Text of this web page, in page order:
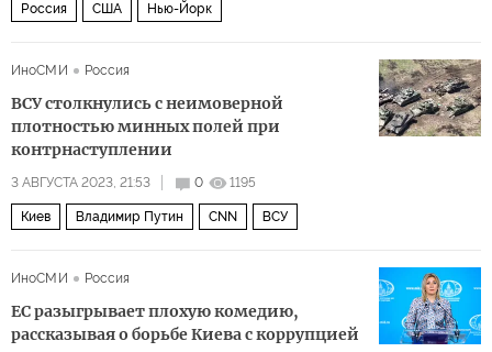
Россия США Нью-Йорк
ИноСМИ Россия
ВСУ столкнулись с неимоверной
плотностью минных полей при
контрнаступлении
3 АВГУСТА 2023, 21:53 0 1195
Киев Владимир Путин CNN ВСУ
ИноСМИ Россия
ЕС разыгрывает плохую комедию,
рассказывая о борьбе Киева с коррупцией